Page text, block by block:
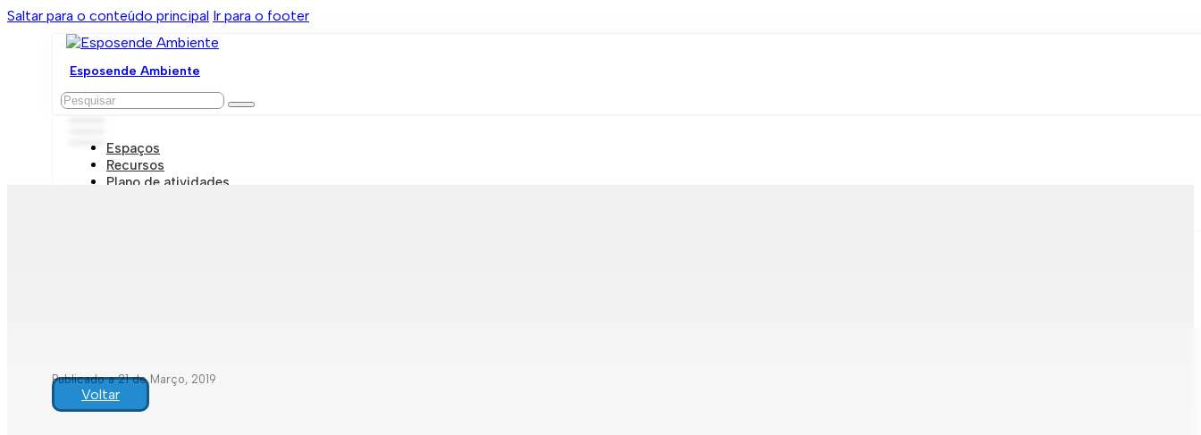
Saltar para o conteúdo principal Ir para o footer
Esposende Ambiente
Pesquisar
Espaços
Recursos
Plano de atividades
Publicado a 21 de Março, 2019
Voltar